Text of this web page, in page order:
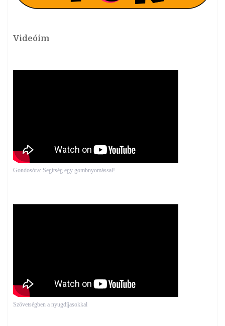
Videóim
Gondosóra: Segítség egy gombnyomással!
Szövetségben a nyugdíjasokkal